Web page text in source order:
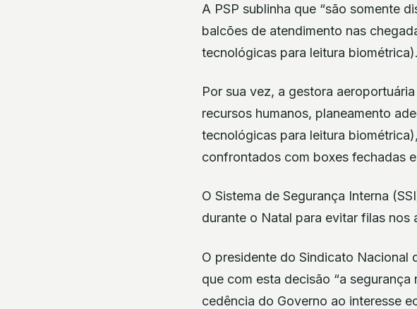
A PSP sublinha que “são somente
balcões de atendimento nas
tecnológicas para leitura biométrica).
Por sua vez, a gestora
recursos humanos, planeamento
tecnológicas para leitura
confrontados com boxes fechadas e
O Sistema de Segurança Interna
durante o Natal para evitar filas nos
O presidente do Sindicato Nacional
que com esta decisão “a
cedência do Governo ao interesse